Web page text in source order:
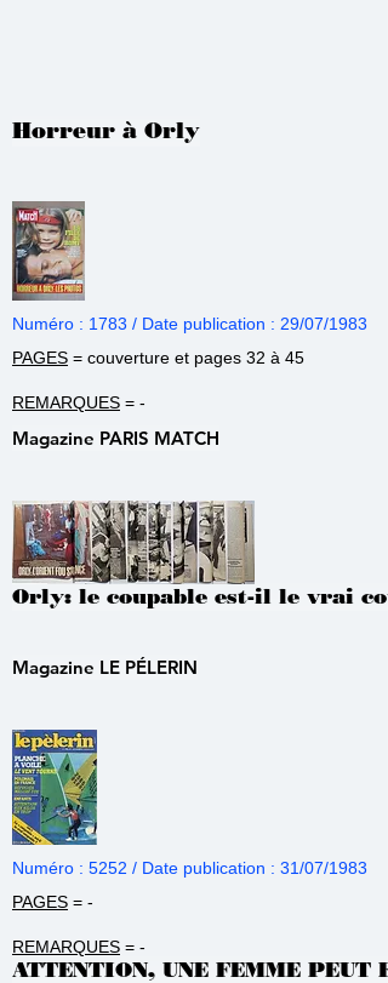
Horreur à Orly
Numéro : 1783 / Date publication : 29/07/1983
PAGES = couverture et pages 32 à 45
REMARQUES = -
Magazine PARIS MATCH
Orly: le coupable est-il le vrai
Magazine LE PÉLERIN
Numéro : 5252 / Date publication : 31/07/1983
PAGES = -
REMARQUES = -
ATTENTION, UNE FEMME PEUT